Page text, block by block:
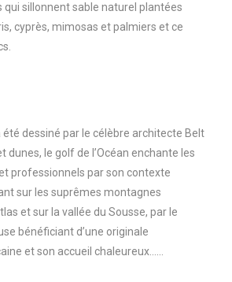
sillonnent sable naturel plantées
cyprès, mimosas et palmiers et ce
été dessiné par le célèbre architecte Belt
dunes, le golf de l’Océan enchante les
professionnels par son contexte
sur les suprêmes montagnes
et sur la vallée du Sousse, par le
bénéficiant d’une originale
et son accueil chaleureux……